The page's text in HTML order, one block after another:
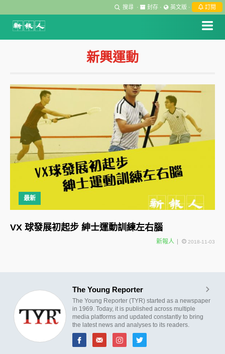
搜尋 · 封存 · 英文版 · 訂閱
新興運動
最新
VX 球發展初起步 紳士運動訓練左右腦
新報人 2018-11-03
The Young Reporter
The Young Reporter (TYR) started as a newspaper
in 1969. Today, it is published across multiple
media platforms and updated constantly to bring
the latest news and analyses to its readers.